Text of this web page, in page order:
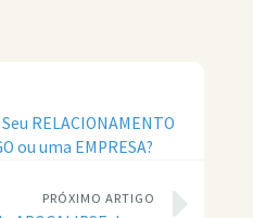
RELACIONAMENTO
ou uma EMPRESA?
PRÓXIMO ARTIGO